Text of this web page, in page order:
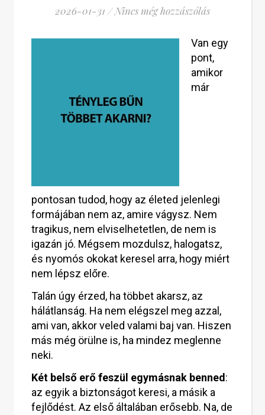
2026-01-31 / Nincs még hozzászólás
Van egy
pont,
amikor
már
pontosan tudod, hogy az életed jelenlegi
formájában nem az, amire vágysz. Nem
tragikus, nem elviselhetetlen, de nem is
igazán jó. Mégsem mozdulsz, halogatsz,
és nyomós okokat keresel arra, hogy miért
nem lépsz előre.
Talán úgy érzed, ha többet akarsz, az
hálátlanság. Ha nem elégszel meg azzal,
ami van, akkor veled valami baj van. Hiszen
más még örülne is, ha mindez meglenne
neki.
Két belső erő feszül egymásnak benned :
az egyik a biztonságot keresi, a másik a
fejlődést. Az első általában erősebb. Na, de